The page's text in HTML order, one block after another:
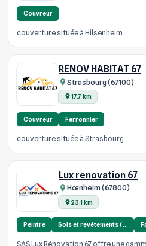
Couvreur
couverture située à Hilsenheim
RENOV HABITAT 67
Strasbourg (67100)
17.7 km
Couvreur Ferronnier
couverture située à Strasbourg
Lux renovation 67
Hœnheim (67800)
23.1 km
Peintre Sols et revêtements (…
SAS Lux Rénovation 67 offre une